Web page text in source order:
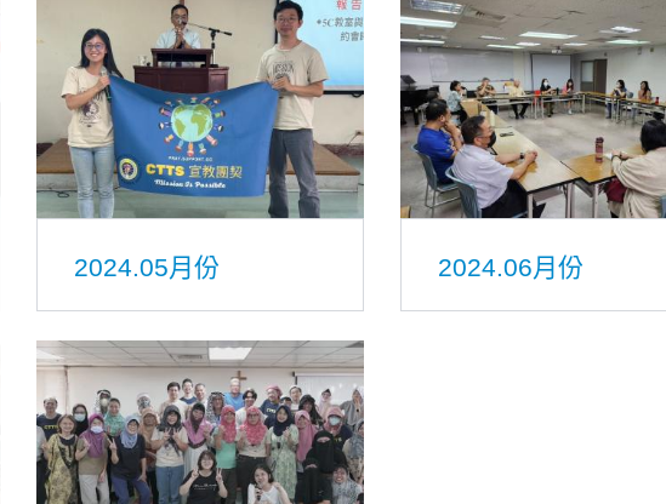
2024.05月份 2024.06月份